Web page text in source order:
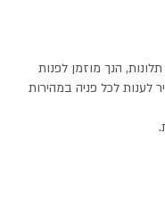
הנך מוזמן לפנות
לכל פניה במהירות